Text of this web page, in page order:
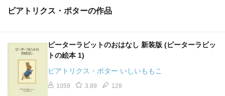
ビアトリクス・ポターの作品
ピーターラビットのおはなし 新装版 (ピーターラビッ
トの絵本 1)
ビアトリクス・ポター いしいももこ
1059 3.89 128